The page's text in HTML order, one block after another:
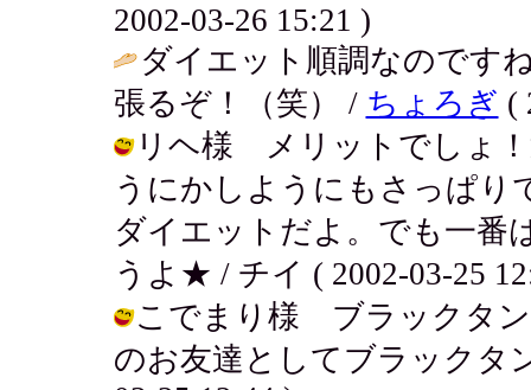
2002-03-26 15:21 )
ダイエット順調なのです
張るぞ！（笑） / ちょろぎ (
リヘ様 メリットでしょ！
うにかしようにもさっぱり
ダイエットだよ。でも一番
うよ★ / チイ ( 2002-03-25
こでまり様 ブラックタ
のお友達としてブラックタ